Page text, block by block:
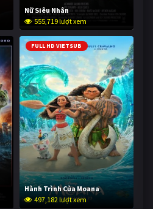
Nữ Siêu Nhân
555,719 lượt xem
FULL HD VIETSUB
Hành Trình Của Moana
497,182 lượt xem